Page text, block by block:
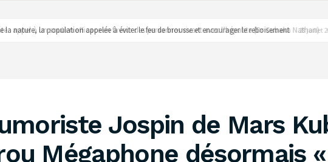
la nature, la population appelée à éviter le feu de brousse et encourager le reboisement 28 juillet
Jospin de Mars
Mégaphone désormais